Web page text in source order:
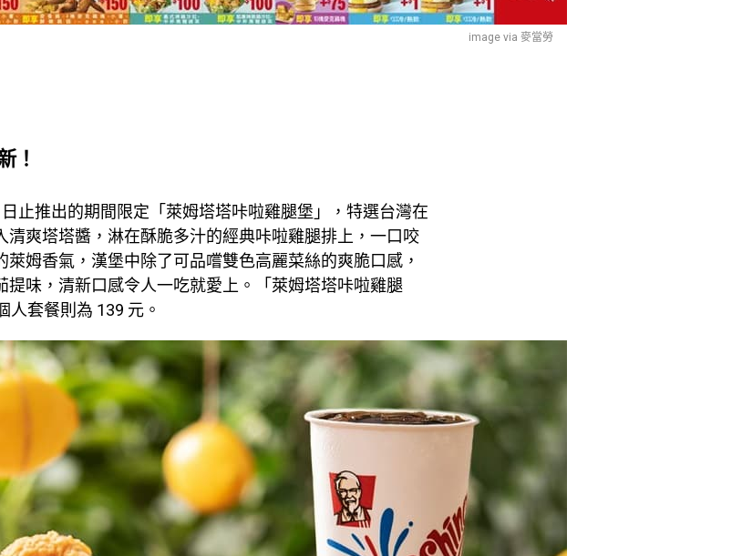
image via 麥當勞
！
止推出的期間限定「萊姆塔塔咔啦雞腿堡」，特選台灣在
清爽塔塔醬，淋在酥脆多汁的經典咔啦雞腿排上，一口咬
萊姆香氣，漢堡中除了可品嚐雙色高麗菜絲的爽脆口感，
提味，清新口感令人一吃就愛上。「萊姆塔塔咔啦雞腿
人套餐則為 139 元。